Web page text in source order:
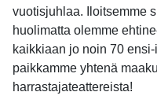
vuotisjuhlaa. Iloitsemme
huolimatta olemme
kaikkiaan jo noin 70
paikkamme yhtenä
harrastajateattereista!